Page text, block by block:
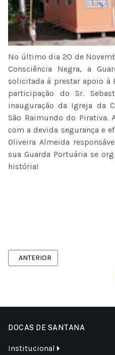
No último dia 20 de
Consciência Negra, a
solicitada à prestar apoio à
participação do Sr.
inauguração da Igreja da
São Raimundo do Pirativa.
com a devida segurança e
Oliveira Almeida
sua Guarda Portuária se
história!
ARTIGO ANTERIOR: SOS BAILIQUE
ANTERIOR
DOCAS DE SANTANA
Institucional